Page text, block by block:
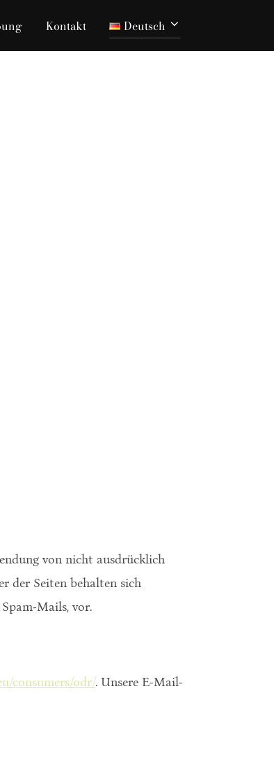
Kontakt Deutsch
nach:
von nicht ausdrücklich
der Seiten behalten sich
Mails, vor.
consumers/odr/. Unsere E-Mail-